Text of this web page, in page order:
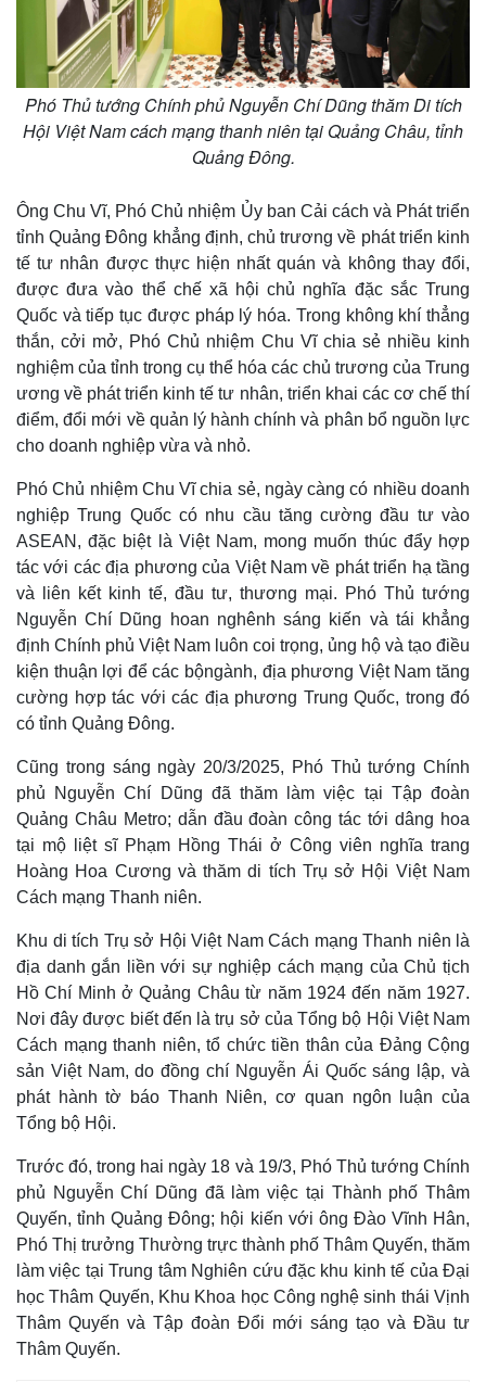
Pháp luật
Vụ án
Tin nóng
Tư vấn luật
Quân sự - Quốc phòng
Vũ khí
Việt Nam
Phó Thủ tướng Chính phủ Nguyễn Chí Dũng thăm Di tích
Hội Việt Nam cách mạng thanh niên tại Quảng Châu, tỉnh
Quảng Đông.
Ông Chu Vĩ, Phó Chủ nhiệm Ủy ban Cải cách và Phát triển
tỉnh Quảng Đông khẳng định, chủ trương về phát triển kinh
tế tư nhân được thực hiện nhất quán và không thay đổi,
được đưa vào thể chế xã hội chủ nghĩa đặc sắc Trung
Quốc và tiếp tục được pháp lý hóa. Trong không khí thẳng
thắn, cởi mở, Phó Chủ nhiệm Chu Vĩ chia sẻ nhiều kinh
nghiệm của tỉnh trong cụ thể hóa các chủ trương của Trung
ương về phát triển kinh tế tư nhân, triển khai các cơ chế thí
điểm, đổi mới về quản lý hành chính và phân bổ nguồn lực
cho doanh nghiệp vừa và nhỏ.
Phó Chủ nhiệm Chu Vĩ chia sẻ, ngày càng có nhiều doanh
nghiệp Trung Quốc có nhu cầu tăng cường đầu tư vào
ASEAN, đặc biệt là Việt Nam, mong muốn thúc đẩy hợp
tác với các địa phương của Việt Nam về phát triển hạ tầng
và liên kết kinh tế, đầu tư, thương mại. Phó Thủ tướng
Nguyễn Chí Dũng hoan nghênh sáng kiến và tái khẳng
định Chính phủ Việt Nam luôn coi trọng, ủng hộ và tạo điều
kiện thuận lợi để các bộngành, địa phương Việt Nam tăng
cường hợp tác với các địa phương Trung Quốc, trong đó
có tỉnh Quảng Đông.
Cũng trong sáng ngày 20/3/2025, Phó Thủ tướng Chính
phủ Nguyễn Chí Dũng đã thăm làm việc tại Tập đoàn
Quảng Châu Metro; dẫn đầu đoàn công tác tới dâng hoa
tại mộ liệt sĩ Phạm Hồng Thái ở Công viên nghĩa trang
Hoàng Hoa Cương và thăm di tích Trụ sở Hội Việt Nam
Cách mạng Thanh niên.
Khu di tích Trụ sở Hội Việt Nam Cách mạng Thanh niên là
địa danh gắn liền với sự nghiệp cách mạng của Chủ tịch
Hồ Chí Minh ở Quảng Châu từ năm 1924 đến năm 1927.
Nơi đây được biết đến là trụ sở của Tổng bộ Hội Việt Nam
Cách mạng thanh niên, tổ chức tiền thân của Đảng Cộng
sản Việt Nam, do đồng chí Nguyễn Ái Quốc sáng lập, và
phát hành tờ báo Thanh Niên, cơ quan ngôn luận của
Tổng bộ Hội.
Trước đó, trong hai ngày 18 và 19/3, Phó Thủ tướng Chính
phủ Nguyễn Chí Dũng đã làm việc tại Thành phố Thâm
Quyến, tỉnh Quảng Đông; hội kiến với ông Đào Vĩnh Hân,
Phó Thị trưởng Thường trực thành phố Thâm Quyến, thăm
làm việc tại Trung tâm Nghiên cứu đặc khu kinh tế của Đại
học Thâm Quyến, Khu Khoa học Công nghệ sinh thái Vịnh
Thâm Quyến và Tập đoàn Đổi mới sáng tạo và Đầu tư
Thâm Quyến.